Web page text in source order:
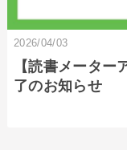
2026/04/03
【読書メータ
了のお知らせ